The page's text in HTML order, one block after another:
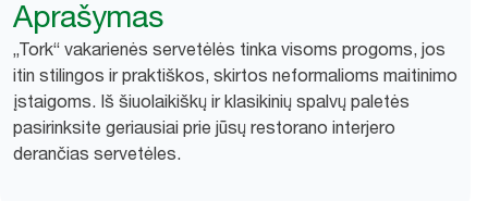
Aprašymas
„Tork“ vakarienės servetėlės tinka visoms progoms, jos
itin stilingos ir praktiškos, skirtos neformalioms maitinimo
įstaigoms. Iš šiuolaikiškų ir klasikinių spalvų paletės
pasirinksite geriausiai prie jūsų restorano interjero
derančias servetėles.